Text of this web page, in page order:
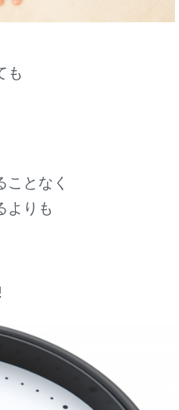
も
となく
よりも